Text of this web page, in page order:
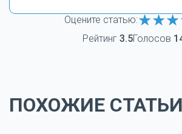
Оцените статью:
Рейтинг 3.5Голосов
ПОХОЖИЕ СТАТЬИ